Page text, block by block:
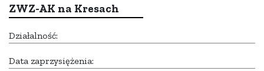
ZWZ-AK na Kresach
Działalność:
Data zaprzysiężenia: